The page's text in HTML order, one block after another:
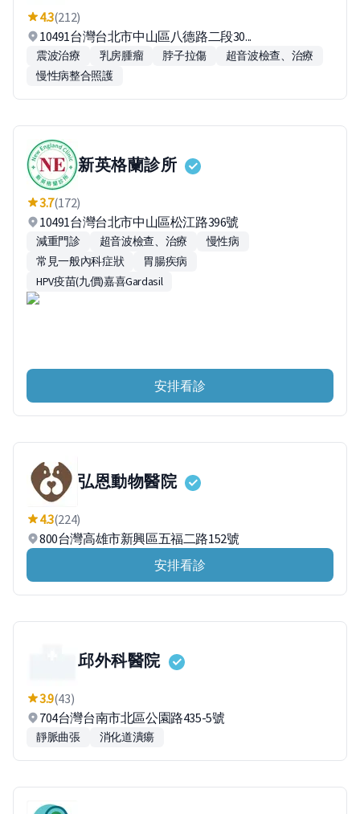
4.3(212)
10491台灣台北市中山區八德路二段30...
震波治療 乳房腫瘤 脖子拉傷
超音波檢查、治療
慢性病整合照護
新英格蘭診所
3.7(172)
10491台灣台北市中山區松江路396號
減重門診 超音波檢查、治療
慢性病
常見一般內科症狀
胃腸疾病
HPV疫苗(九價)嘉喜Gardasil
安排看診
弘恩動物醫院
4.3(224)
800台灣高雄市新興區五福二路152號
安排看診
邱外科醫院
3.9(43)
704台灣台南市北區公園路435-5號
靜脈曲張 消化道潰瘍